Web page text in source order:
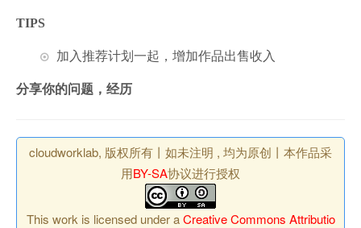
TIPS
加入推荐计划一起，增加作品出售收入
分享你的问题，经历
cloudworklab, 版权所有丨如未注明 , 均为原创丨本作品采
用BY-SA协议进行授权
This work is licensed under aCreative Commons Attributio